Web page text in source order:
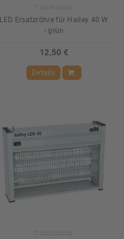
LED Ersatzröhre für Halley 40 W
- grün
12,50 €
Details